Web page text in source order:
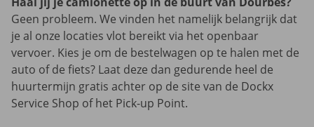
Geen probleem. We vinden het namelijk belangrijk dat
je al onze locaties vlot bereikt via het openbaar
vervoer. Kies je om de bestelwagen op te halen met de
auto of de fiets? Laat deze dan gedurende heel de
huurtermijn gratis achter op de site van de Dockx
Service Shop of het Pick-up Point.